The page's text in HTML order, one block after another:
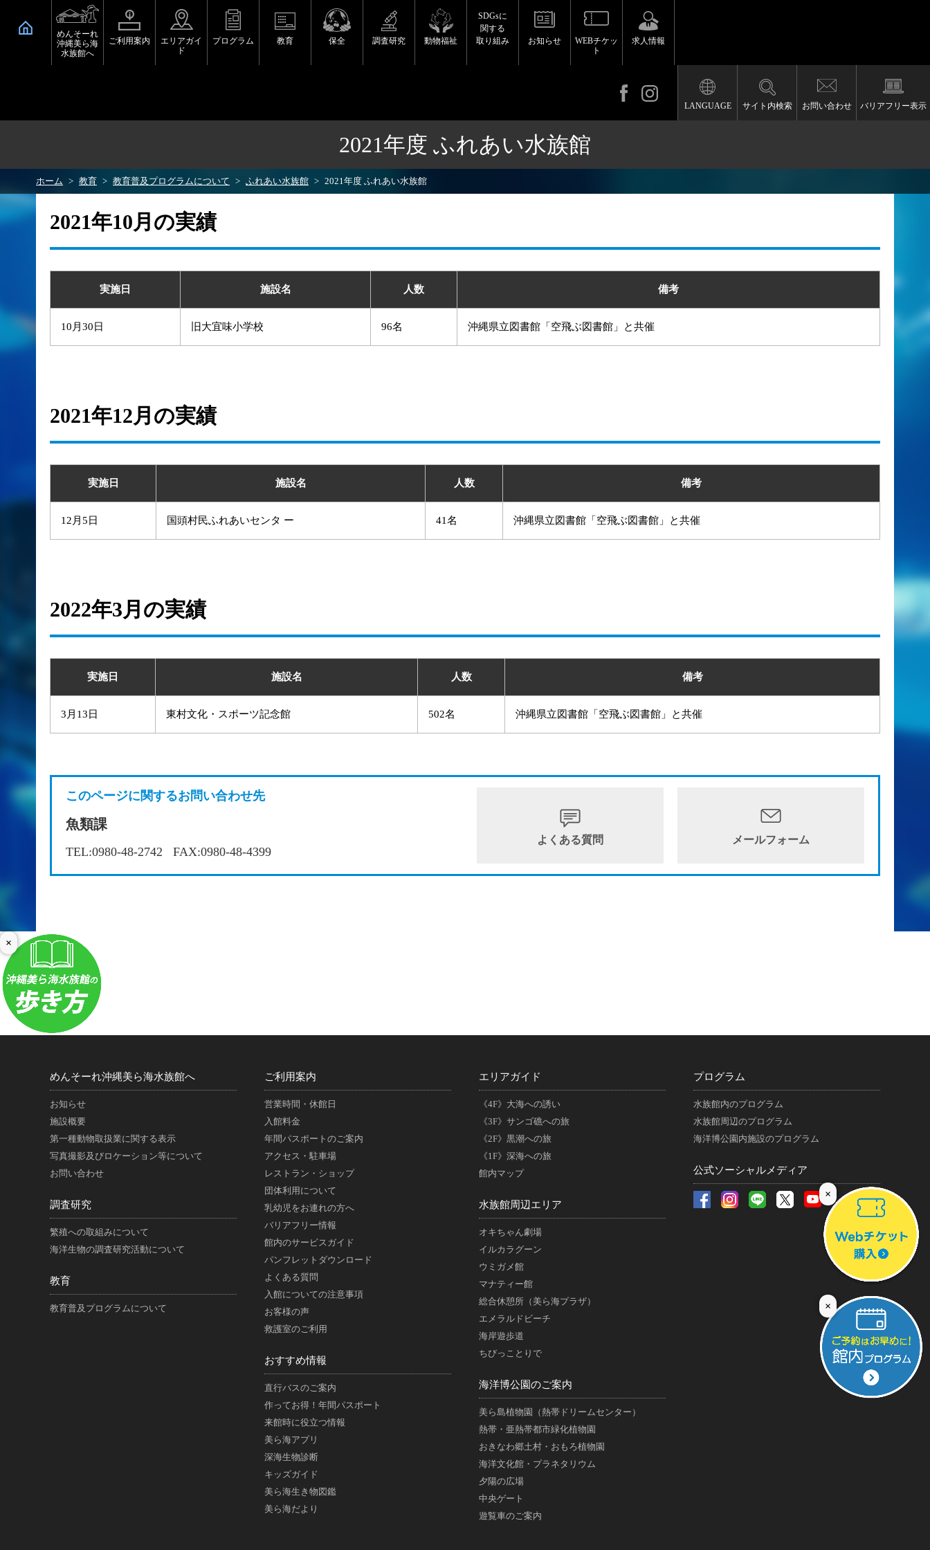
めんそーれ
沖縄美ら海
水族館へ
ご利用案内
エリアガイ
ド
プログラム 教育 保全 調査研究 動物福祉
SDGsに
関する
取り組み
お知らせ
WEBチケッ
ト
求人情報
LANGUAGE サイト内検索 お問い合わせ バリアフリー表示
2021年度 ふれあい水族館
ホーム 教育 教育普及プログラムについて ふれあい水族館 2021年度 ふれあい水族館
2021年10月の実績
実施日 施設名 人数 備考
10月30日 旧大宜味小学校 96名 沖縄県立図書館「空飛ぶ図書館」と共催
2021年12月の実績
実施日 施設名 人数 備考
12月5日 国頭村民ふれあいセンタ ー 41名 沖縄県立図書館「空飛ぶ図書館」と共催
2022年3月の実績
実施日 施設名 人数 備考
3月13日 東村文化・スポーツ記念館 502名 沖縄県立図書館「空飛ぶ図書館」と共催
このページに関するお問い合わせ先
魚類課
TEL:0980-48-2742 FAX:0980-48-4399
よくある質問 メールフォーム
×
×
×
めんそーれ沖縄美ら海水族館へ
お知らせ
施設概要
第一種動物取扱業に関する表示
写真撮影及びロケーション等について
お問い合わせ
調査研究
繁殖への取組みについて
海洋生物の調査研究活動について
教育
教育普及プログラムについて
ご利用案内
営業時間・休館日
入館料金
年間パスポートのご案内
アクセス・駐車場
レストラン・ショップ
団体利用について
乳幼児をお連れの方へ
バリアフリー情報
館内のサービスガイド
パンフレットダウンロード
よくある質問
入館についての注意事項
お客様の声
救護室のご利用
おすすめ情報
直行バスのご案内
作ってお得！年間パスポート
来館時に役立つ情報
美ら海アプリ
深海生物診断
キッズガイド
美ら海生き物図鑑
美ら海だより
エリアガイド
《4F》大海への誘い
《3F》サンゴ礁への旅
《2F》黒潮への旅
《1F》深海への旅
館内マップ
水族館周辺エリア
オキちゃん劇場
イルカラグーン
ウミガメ館
マナティー館
総合休憩所（美ら海プラザ）
エメラルドビーチ
海岸遊歩道
ちびっことりで
海洋博公園のご案内
美ら島植物園（熱帯ドリームセンター）
熱帯・亜熱帯都市緑化植物園
おきなわ郷土村・おもろ植物園
海洋文化館・プラネタリウム
夕陽の広場
中央ゲート
遊覧車のご案内
プログラム
水族館内のプログラム
水族館周辺のプログラム
海洋博公園内施設のプログラム
公式ソーシャルメディア